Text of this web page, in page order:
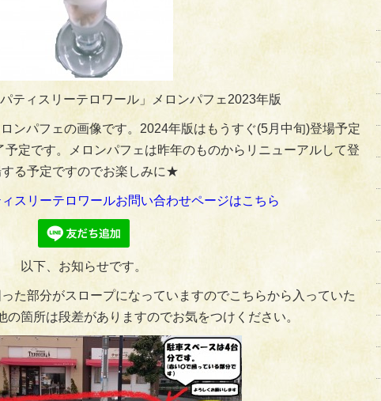
ティスリーテロワール」メロンパフェ2023年版
ンパフェの画像です。2024年版はもうすぐ(5月中旬)登場予定
定です。メロンパフェは昨年のものからリニューアルして登
る予定ですのでお楽しみに★
スリーテロワールお問い合わせページはこちら
以下、お知らせです。
た部分がスロープになっていますのでこちらから入っていた
の箇所は段差がありますのでお気をつけください。